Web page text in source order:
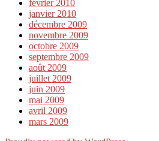
février 2010
janvier 2010
décembre 2009
novembre 2009
octobre 2009
septembre 2009
août 2009
juillet 2009
juin 2009
mai 2009
avril 2009
mars 2009